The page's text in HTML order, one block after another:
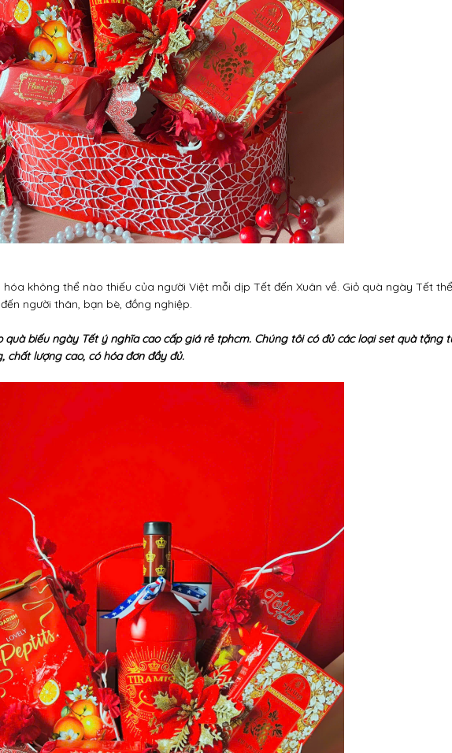
không thể nào thiếu của người Việt mỗi dịp Tết đến Xuân về. Giỏ quà ngày Tết
người thân, bạn bè, đồng nghiệp.
biếu ngày Tết ý nghĩa cao cấp giá rẻ tphcm. Chúng tôi có đủ các loại set quà tặng
chất lượng cao, có hóa đơn đầy đủ.